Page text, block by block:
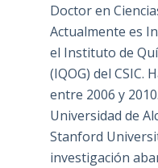
Doctor en
Actualmente es
el Instituto de
(IQOG) del CSIC.
entre 2006 y
Universidad de
Stanford
investigación